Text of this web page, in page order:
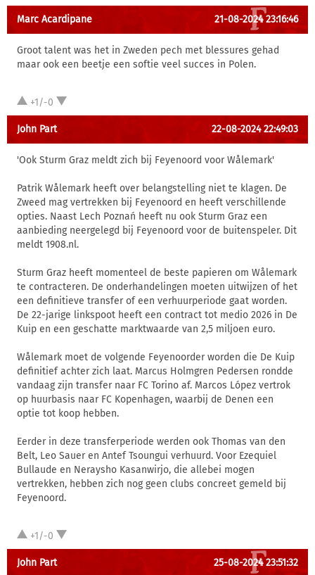
Marc Acardipane 21-08-2024 23:16:46
Groot talent was het in Zweden pech met blessures gehad
maar ook een beetje een softie veel succes in Polen.
+1/-0
John Part 22-08-2024 22:49:03
'Ook Sturm Graz meldt zich bij Feyenoord voor Wålemark'
Patrik Wålemark heeft over belangstelling niet te klagen. De
Zweed mag vertrekken bij Feyenoord en heeft verschillende
opties. Naast Lech Poznań heeft nu ook Sturm Graz een
aanbieding neergelegd bij Feyenoord voor de buitenspeler. Dit
meldt 1908.nl.
Sturm Graz heeft momenteel de beste papieren om Wålemark
te contracteren. De onderhandelingen moeten uitwijzen of het
een definitieve transfer of een verhuurperiode gaat worden.
De 22-jarige linkspoot heeft een contract tot medio 2026 in De
Kuip en een geschatte marktwaarde van 2,5 miljoen euro.
Wålemark moet de volgende Feyenoorder worden die De Kuip
definitief achter zich laat. Marcus Holmgren Pedersen rondde
vandaag zijn transfer naar FC Torino af. Marcos López vertrok
op huurbasis naar FC Kopenhagen, waarbij de Denen een
optie tot koop hebben.
Eerder in deze transferperiode werden ook Thomas van den
Belt, Leo Sauer en Antef Tsoungui verhuurd. Voor Ezequiel
Bullaude en Neraysho Kasanwirjo, die allebei mogen
vertrekken, hebben zich nog geen clubs concreet gemeld bij
Feyenoord.
+1/-0
John Part 25-08-2024 23:51:32